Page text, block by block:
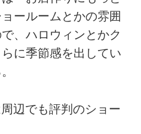
ールームとかの雰囲
、ハロウィンとかク
に季節感を出してい
辺でも評判のショー